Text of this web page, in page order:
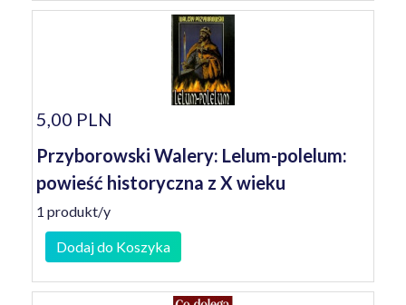
5,00 PLN
Przyborowski Walery: Lelum-polelum:
powieść historyczna z X wieku
1 produkt/y
Dodaj do Koszyka